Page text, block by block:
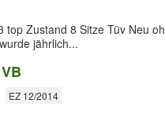
top Zustand 8 Sitze Tüv Neu
jährlich...
EZ 12/2014